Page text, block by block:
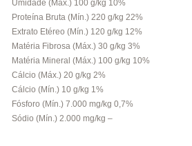
Umidade (Máx.) 100 g/kg 10%
Proteína Bruta (Mín.) 220 g/kg 22%
Extrato Etéreo (Mín.) 120 g/kg 12%
Matéria Fibrosa (Máx.) 30 g/kg 3%
Matéria Mineral (Máx.) 100 g/kg 10%
Cálcio (Máx.) 20 g/kg 2%
Cálcio (Mín.) 10 g/kg 1%
Fósforo (Mín.) 7.000 mg/kg 0,7%
Sódio (Mín.) 2.000 mg/kg –